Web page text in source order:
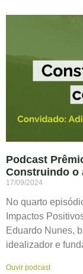
Podcast
Construindo o
17/09/2024
No quarto
Impactos
Eduardo Nunes,
idealizador e
Ouvir podcast